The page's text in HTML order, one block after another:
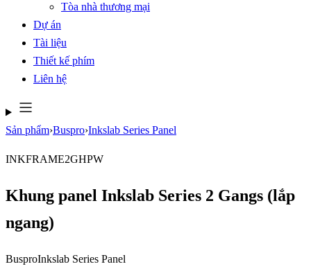
Tòa nhà thương mại
Dự án
Tài liệu
Thiết kế phím
Liên hệ
Sản phẩm›Buspro›Inkslab Series Panel
INKFRAME2GHPW
Khung panel Inkslab Series 2 Gangs (lắp
ngang)
BusproInkslab Series Panel